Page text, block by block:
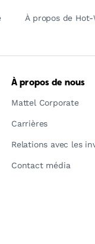
À propos de Hot-
À propos de nous
Mattel Corporate
Carrières
Relations avec les
Contact média